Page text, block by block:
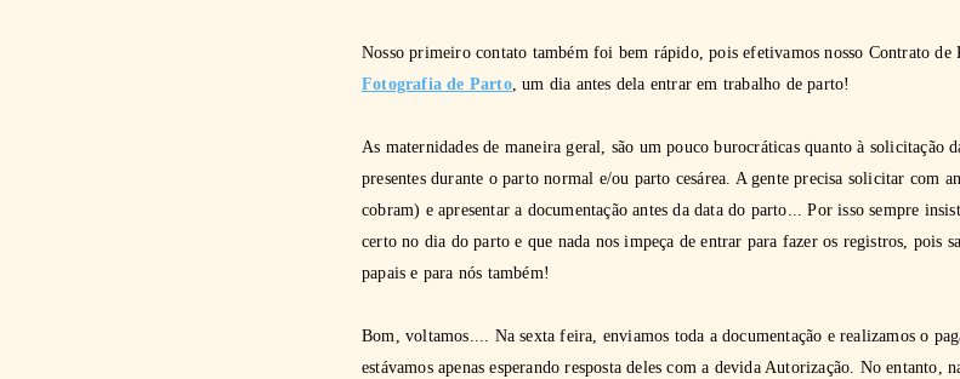
Nosso primeiro contato também foi bem rápido, pois efetivamos nosso Contrato de
Fotografia de Parto, um dia antes dela entrar em trabalho de parto!
As maternidades de maneira geral, são um pouco burocráticas quanto à solicitação
presentes durante o parto normal e/ou parto cesárea. A gente precisa solicitar com
cobram) e apresentar a documentação antes da data do parto... Por isso sempre
certo no dia do parto e que nada nos impeça de entrar para fazer os registros, pois
papais e para nós também!
Bom, voltamos.... Na sexta feira, enviamos toda a documentação e realizamos o
estávamos apenas esperando resposta deles com a devida Autorização. No